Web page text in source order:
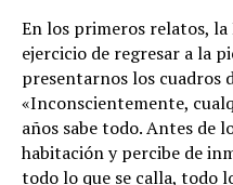
En los primeros relatos,
ejercicio de regresar a la
presentarnos los cuadros
«Inconscientemente,
años sabe todo. Antes de
habitación y percibe de
todo lo que se calla, todo